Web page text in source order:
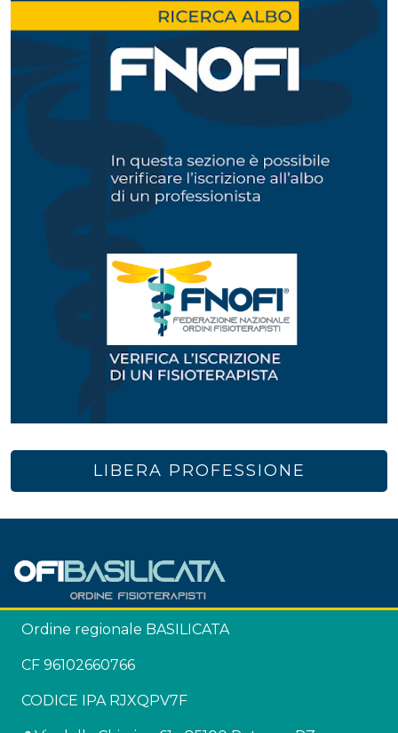
LIBERA PROFESSIONE
Ordine regionale BASILICATA
CF 96102660766
CODICE IPA RJXQPV7F